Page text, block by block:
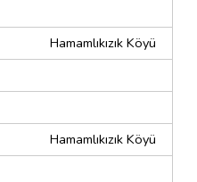
Hamamlıkızık Köyü
Hamamlıkızık Köyü